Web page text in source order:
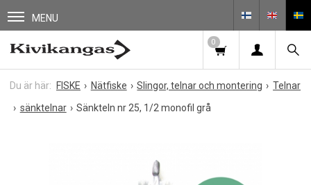
MENU
0
FISKE Nätfiske Slingor, telnar och montering
Telnar
sänktelnar
Sänkteln nr 25, 1/2 monofil grå